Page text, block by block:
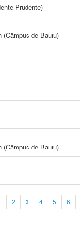
Prudente)
(Câmpus de Bauru)
(Câmpus de Bauru)
2 3 4 5 6